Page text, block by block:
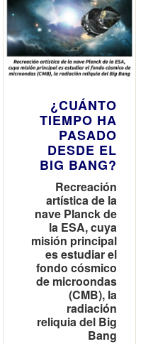
¿CUÁNTO
TIEMPO HA
PASADO
DESDE EL
BIG BANG?
Recreación
artística de la
nave Planck de
la ESA, cuya
misión principal
es estudiar el
fondo cósmico
de microondas
(CMB), la
radiación
reliquia del Big
Bang